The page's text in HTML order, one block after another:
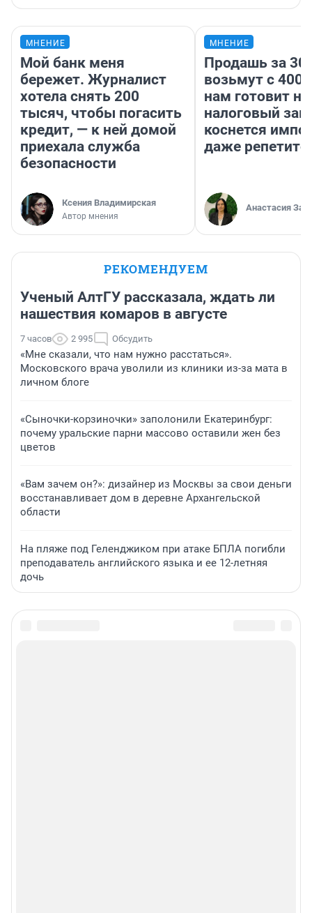
МНЕНИЕ
Мой банк меня
бережет. Журналист
хотела снять 200
тысяч, чтобы погасить
кредит, — к ней домой
приехала служба
безопасности
Ксения Владимирская
Автор мнения
МНЕНИЕ
Продашь за
возьмут с
нам готовит
налоговый
коснется
даже
Анастасия
РЕКОМЕНДУЕМ
Ученый АлтГУ рассказала, ждать ли
нашествия комаров в августе
7 часов 2 995 Обсудить
«Мне сказали, что нам нужно расстаться».
Московского врача уволили из клиники из-за мата в
личном блоге
«Сыночки-корзиночки» заполонили Екатеринбург:
почему уральские парни массово оставили жен без
цветов
«Вам зачем он?»: дизайнер из Москвы за свои деньги
восстанавливает дом в деревне Архангельской
области
На пляже под Геленджиком при атаке БПЛА погибли
преподаватель английского языка и ее 12-летняя
дочь